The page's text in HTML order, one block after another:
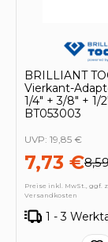
BRILLIANT
Vierkant-
1/4" + 3/8" + 1/
BT053003
7,73 €
UVP: 19,85 €
Preise inkl. MwSt., ggf.
Versandkosten
1 - 3